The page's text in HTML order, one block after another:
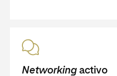
Networkingactivo